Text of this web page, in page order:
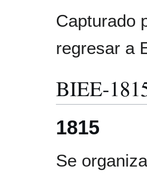
Capturado
regresar a
BIEE-
1815
Se